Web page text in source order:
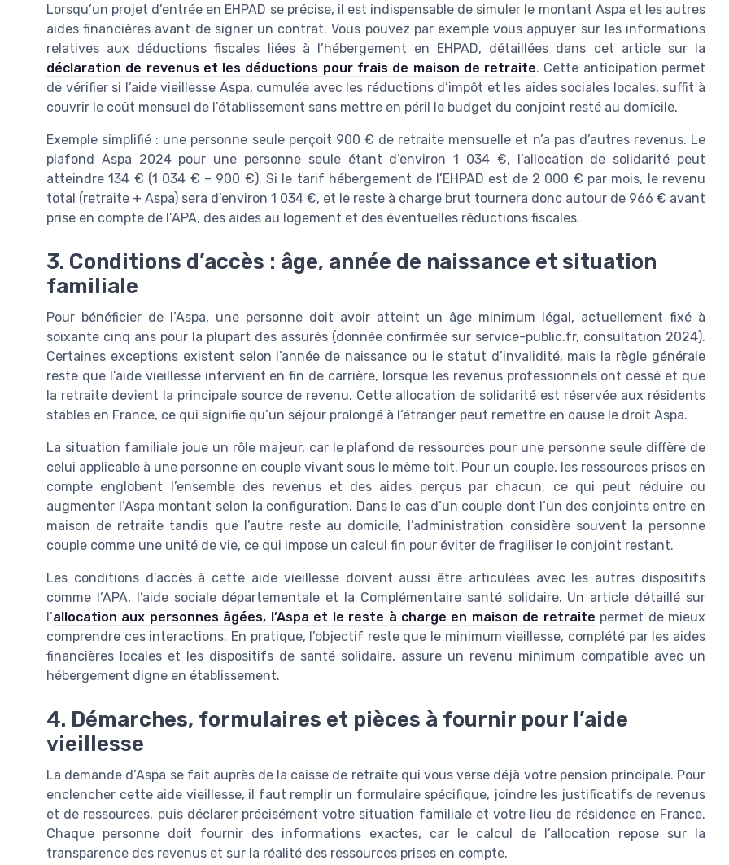
Lorsqu’un projet d’entrée en EHPAD se précise, il est indispensable de simuler le montant Aspa et les autres
aides financières avant de signer un contrat. Vous pouvez par exemple vous appuyer sur les informations
relatives aux déductions fiscales liées à l’hébergement en EHPAD, détaillées dans cet article sur la
déclaration de revenus et les déductions pour frais de maison de retraite. Cette anticipation permet
de vérifier si l’aide vieillesse Aspa, cumulée avec les réductions d’impôt et les aides sociales locales, suffit à
couvrir le coût mensuel de l’établissement sans mettre en péril le budget du conjoint resté au domicile.
Exemple simplifié : une personne seule perçoit 900 € de retraite mensuelle et n’a pas d’autres revenus. Le
plafond Aspa 2024 pour une personne seule étant d’environ 1 034 €, l’allocation de solidarité peut
atteindre 134 € (1 034 € – 900 €). Si le tarif hébergement de l’EHPAD est de 2 000 € par mois, le revenu
total (retraite + Aspa) sera d’environ 1 034 €, et le reste à charge brut tournera donc autour de 966 € avant
prise en compte de l’APA, des aides au logement et des éventuelles réductions fiscales.
3. Conditions d’accès : âge, année de naissance et situation
familiale
Pour bénéficier de l’Aspa, une personne doit avoir atteint un âge minimum légal, actuellement fixé à
soixante cinq ans pour la plupart des assurés (donnée confirmée sur service-public.fr, consultation 2024).
Certaines exceptions existent selon l’année de naissance ou le statut d’invalidité, mais la règle générale
reste que l’aide vieillesse intervient en fin de carrière, lorsque les revenus professionnels ont cessé et que
la retraite devient la principale source de revenu. Cette allocation de solidarité est réservée aux résidents
stables en France, ce qui signifie qu’un séjour prolongé à l’étranger peut remettre en cause le droit Aspa.
La situation familiale joue un rôle majeur, car le plafond de ressources pour une personne seule diffère de
celui applicable à une personne en couple vivant sous le même toit. Pour un couple, les ressources prises en
compte englobent l’ensemble des revenus et des aides perçus par chacun, ce qui peut réduire ou
augmenter l’Aspa montant selon la configuration. Dans le cas d’un couple dont l’un des conjoints entre en
maison de retraite tandis que l’autre reste au domicile, l’administration considère souvent la personne
couple comme une unité de vie, ce qui impose un calcul fin pour éviter de fragiliser le conjoint restant.
Les conditions d’accès à cette aide vieillesse doivent aussi être articulées avec les autres dispositifs
comme l’APA, l’aide sociale départementale et la Complémentaire santé solidaire. Un article détaillé sur
l’allocation aux personnes âgées, l’Aspa et le reste à charge en maison de retraite permet de mieux
comprendre ces interactions. En pratique, l’objectif reste que le minimum vieillesse, complété par les aides
financières locales et les dispositifs de santé solidaire, assure un revenu minimum compatible avec un
hébergement digne en établissement.
4. Démarches, formulaires et pièces à fournir pour l’aide
vieillesse
La demande d’Aspa se fait auprès de la caisse de retraite qui vous verse déjà votre pension principale. Pour
enclencher cette aide vieillesse, il faut remplir un formulaire spécifique, joindre les justificatifs de revenus
et de ressources, puis déclarer précisément votre situation familiale et votre lieu de résidence en France.
Chaque personne doit fournir des informations exactes, car le calcul de l’allocation repose sur la
transparence des revenus et sur la réalité des ressources prises en compte.